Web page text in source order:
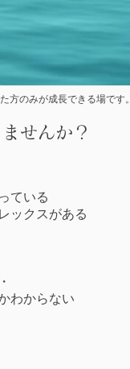
方のみが成長できる場です
せんか？
ている
ックスがある
わからない